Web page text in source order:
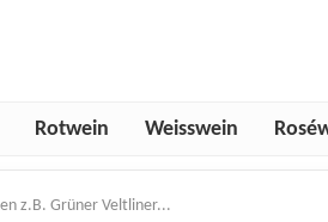
Rotwein Weisswein